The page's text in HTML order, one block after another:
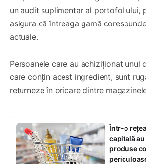
un audit suplimentar al portofoliului,
asigura că întreaga gamă
actuale.
Persoanele care au achiziționat unul
care conțin acest ingredient, sunt
returneze în oricare dintre magazinele
Într-o
capitală
produse